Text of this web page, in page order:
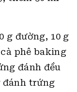
g đường, 10 g
phê baking
đánh đều
đánh trứng